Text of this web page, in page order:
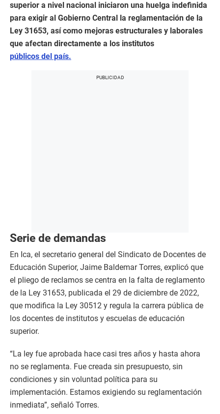
superior a nivel nacional iniciaron una huelga indefinida
para exigir al Gobierno Central la reglamentación de la
Ley 31653, así como mejoras estructurales y laborales
que afectan directamente a los institutos
públicos del país.
Serie de demandas
En Ica, el secretario general del Sindicato de Docentes de
Educación Superior, Jaime Baldemar Torres, explicó que
el pliego de reclamos se centra en la falta de reglamento
de la Ley 31653, publicada el 29 de diciembre de 2022,
que modifica la Ley 30512 y regula la carrera pública de
los docentes de institutos y escuelas de educación
superior.
“La ley fue aprobada hace casi tres años y hasta ahora
no se reglamenta. Fue creada sin presupuesto, sin
condiciones y sin voluntad política para su
implementación. Estamos exigiendo su reglamentación
inmediata”, señaló Torres.